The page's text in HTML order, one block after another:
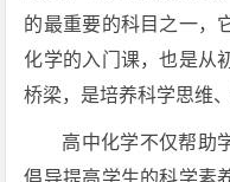
的最重要的科目之一，
化学的入门课，也是从
桥梁，是培养科学思维
高中化学不仅帮助
倡导提高学生的科学素